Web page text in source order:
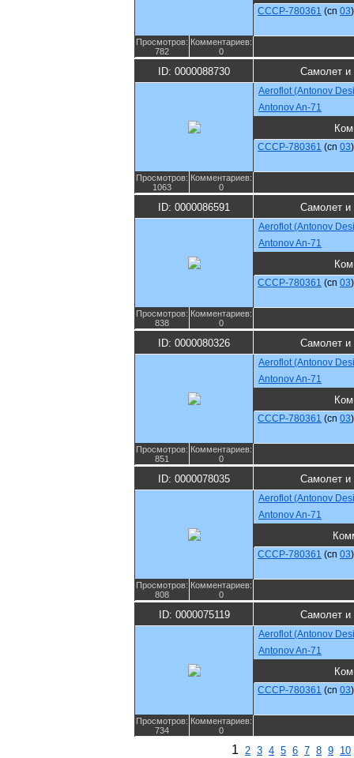
CCCP-780361 (cn 03)
Просмотров:
782
Комментариев:
0
ID: 0000088730 Самолет и
Aeroflot (Antonov
Antonov An-71
CCCP-780361 (cn 03)
Просмотров:
1063
Комментариев:
0
ID: 0000086591 Самолет и
Aeroflot (Antonov
Antonov An-71
CCCP-780361 (cn 03)
Просмотров:
838
Комментариев:
0
ID: 0000080326 Самолет и
Aeroflot (Antonov
Antonov An-71
CCCP-780361 (cn 03)
Просмотров:
851
Комментариев:
0
ID: 0000078035 Самолет и
Aeroflot (Antonov
Antonov An-71
CCCP-780361 (cn 03)
Просмотров:
808
Комментариев:
0
ID: 0000075119 Самолет и
Aeroflot (Antonov
Antonov An-71
CCCP-780361 (cn 03)
Просмотров:
734
Комментариев:
0
1 2 3 4 5 6 7 8 9 10